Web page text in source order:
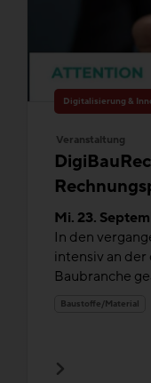
Veranstaltung
Bauwesen
Mi. 23.
In den
intensiv an
Baubranche
Baustoffe/Material